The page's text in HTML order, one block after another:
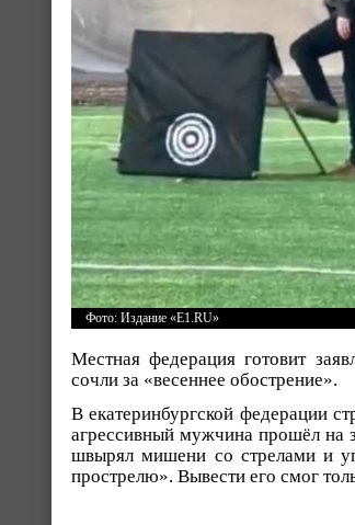
Фото: Издание «E1.RU»
Местная федерация готовит
сочли за «весеннее обострение».
В екатеринбургской федерации
агрессивный мужчина прошёл на
швырял мишени со стрелами и
прострелю». Вывести его смог